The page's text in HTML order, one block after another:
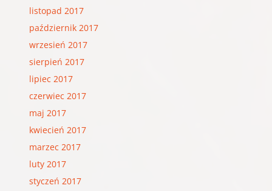
listopad 2017
październik 2017
wrzesień 2017
sierpień 2017
lipiec 2017
czerwiec 2017
maj 2017
kwiecień 2017
marzec 2017
luty 2017
styczeń 2017